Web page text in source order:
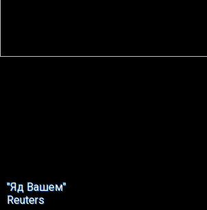
"Яд Вашем"
Reuters